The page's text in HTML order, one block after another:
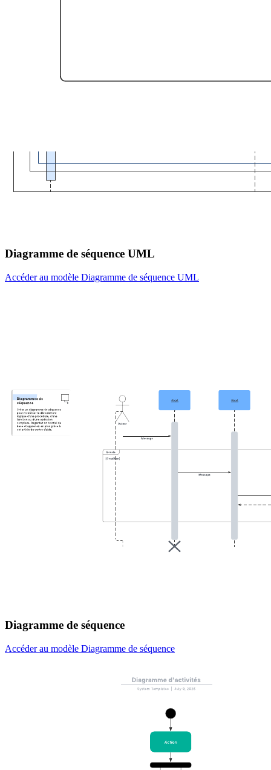
Diagramme de séquence UML
Accéder au modèle Diagramme de séquence UML
Diagramme de séquence
Accéder au modèle Diagramme de séquence